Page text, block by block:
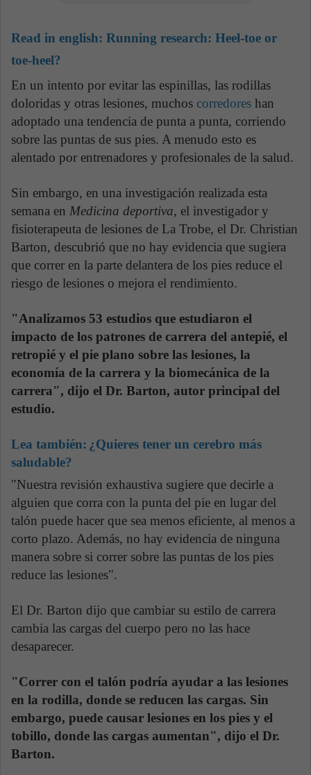
Read in english: Running research: Heel-toe or
toe-heel?
En un intento por evitar las espinillas, las rodillas
doloridas y otras lesiones, muchos corredores han
adoptado una tendencia de punta a punta, corriendo
sobre las puntas de sus pies. A menudo esto es
alentado por entrenadores y profesionales de la salud.
Sin embargo, en una investigación realizada esta
semana en Medicina deportiva, el investigador y
fisioterapeuta de lesiones de La Trobe, el Dr. Christian
Barton, descubrió que no hay evidencia que sugiera
que correr en la parte delantera de los pies reduce el
riesgo de lesiones o mejora el rendimiento.
"Analizamos 53 estudios que estudiaron el
impacto de los patrones de carrera del antepié, el
retropié y el pie plano sobre las lesiones, la
economía de la carrera y la biomecánica de la
carrera", dijo el Dr. Barton, autor principal del
estudio.
Lea también: ¿Quieres tener un cerebro más
saludable?
"Nuestra revisión exhaustiva sugiere que decirle a
alguien que corra con la punta del pie en lugar del
talón puede hacer que sea menos eficiente, al menos a
corto plazo. Además, no hay evidencia de ninguna
manera sobre si correr sobre las puntas de los pies
reduce las lesiones".
El Dr. Barton dijo que cambiar su estilo de carrera
cambia las cargas del cuerpo pero no las hace
desaparecer.
"Correr con el talón podría ayudar a las lesiones
en la rodilla, donde se reducen las cargas. Sin
embargo, puede causar lesiones en los pies y el
tobillo, donde las cargas aumentan", dijo el Dr.
Barton.